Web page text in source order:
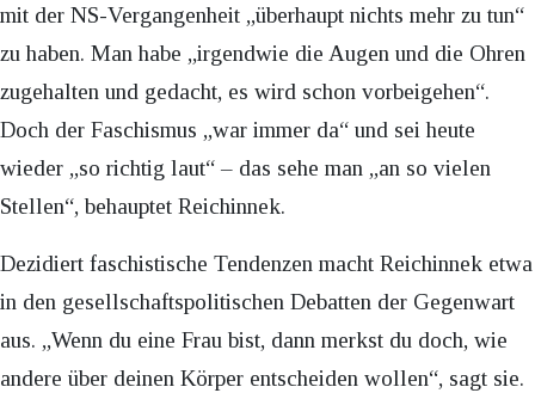
mit der NS-Vergangenheit „überhaupt nichts mehr zu tun“
zu haben. Man habe „irgendwie die Augen und die Ohren
zugehalten und gedacht, es wird schon vorbeigehen“.
Doch der Faschismus „war immer da“ und sei heute
wieder „so richtig laut“ – das sehe man „an so vielen
Stellen“, behauptet Reichinnek.
Dezidiert faschistische Tendenzen macht Reichinnek etwa
in den gesellschaftspolitischen Debatten der Gegenwart
aus. „Wenn du eine Frau bist, dann merkst du doch, wie
andere über deinen Körper entscheiden wollen“, sagt sie.